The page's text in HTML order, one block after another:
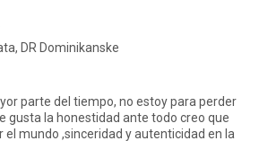
DR Dominikanske
parte del tiempo, no estoy para perder
gusta la honestidad ante todo creo que
el mundo ,sinceridad y autenticidad en la